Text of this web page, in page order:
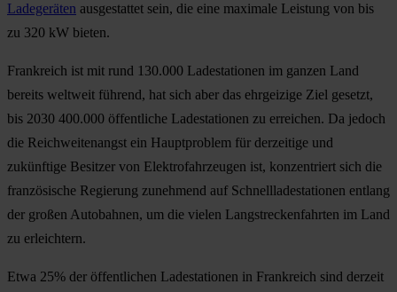
Ladegeräten ausgestattet sein, die eine maximale Leistung von bis
zu 320 kW bieten.
Frankreich ist mit rund 130.000 Ladestationen im ganzen Land
bereits weltweit führend, hat sich aber das ehrgeizige Ziel gesetzt,
bis 2030 400.000 öffentliche Ladestationen zu erreichen. Da jedoch
die Reichweitenangst ein Hauptproblem für derzeitige und
zukünftige Besitzer von Elektrofahrzeugen ist, konzentriert sich die
französische Regierung zunehmend auf Schnellladestationen entlang
der großen Autobahnen, um die vielen Langstreckenfahrten im Land
zu erleichtern.
Etwa 25% der öffentlichen Ladestationen in Frankreich sind derzeit